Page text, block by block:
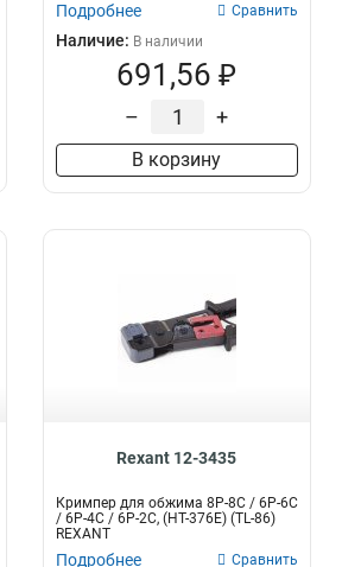
Подробнее Сравнить
Наличие: В наличии
691,56 ₽
– +
В корзину
Rexant 12-3435
Кримпер для обжима 8P-8C / 6P-6C
/ 6P-4C / 6P-2C, (HT-376Е) (TL-86)
REXANT
Подробнее Сравнить